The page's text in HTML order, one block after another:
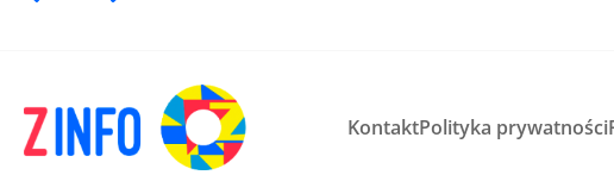
KontaktPolityka prywatności